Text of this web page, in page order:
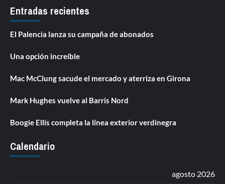
Entradas recientes
El Palencia lanza su campaña de abonados
Una opción increíble
Mac McClung sacude el mercado y aterriza en Girona
Mark Hughes vuelve al Barris Nord
Boogie Ellis completa la línea exterior verdinegra
Calendario
agosto 2026